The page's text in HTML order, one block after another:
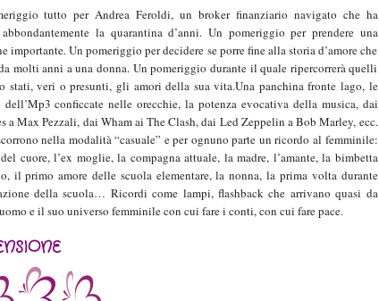
tutto per Andrea Feroldi, un broker finanziario navigato che ha
abbondantemente la quarantina d’anni. Un pomeriggio per prendere una
importante. Un pomeriggio per decidere se porre fine alla storia d’amore che
molti anni a una donna. Un pomeriggio durante il quale ripercorrerà quelli
stati, veri o presunti, gli amori della sua vita.Una panchina fronte lago, le
dell’Mp3 conficcate nelle orecchie, la potenza evocativa della musica, dai
a Max Pezzali, dai Wham ai The Clash, dai Led Zeppelin a Bob Marley, ecc.
nella modalità “casuale” e per ognuno parte un ricordo al femminile:
cuore, l’ex moglie, la compagna attuale, la madre, l’amante, la bimbetta
il primo amore delle scuola elementare, la nonna, la prima volta durante
della scuola… Ricordi come lampi, flashback che arrivano quasi da
e il suo universo femminile con cui fare i conti, con cui fare pace.